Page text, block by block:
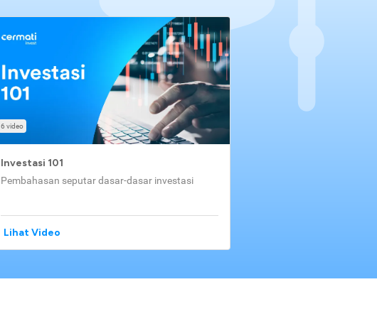
6 video
Investasi 101
Pembahasan seputar dasar-dasar investasi
Lihat Video